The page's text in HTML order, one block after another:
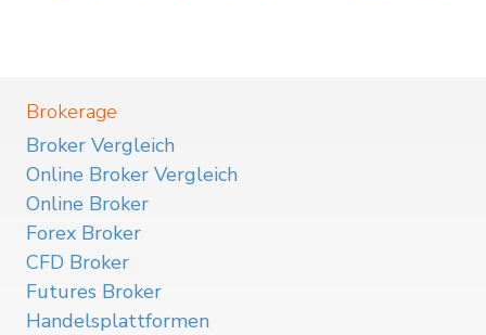
Brokerage
Broker Vergleich
Online Broker Vergleich
Online Broker
Forex Broker
CFD Broker
Futures Broker
Handelsplattformen